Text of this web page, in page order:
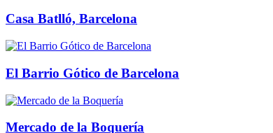
Casa Batlló, Barcelona
El Barrio Gótico de Barcelona
Mercado de la Boquería